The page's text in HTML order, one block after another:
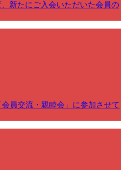
新たにご入会いただいた会員の
員交流・親睦会」に参加させて